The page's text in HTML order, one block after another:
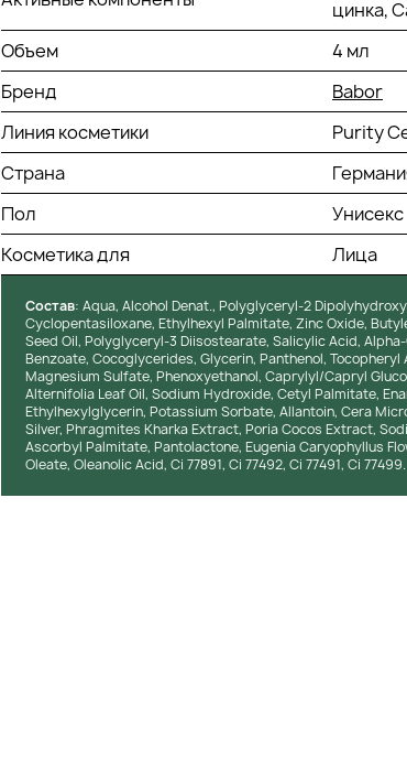
цинка,
Объем
4 мл
Бренд
Babor
Линия косметики
Purity
Страна
Пол
Унисекс
Косметика для
Лица
Состав: Aqua, Alcohol Denat., Polyglyceryl-2
Cyclopentasiloxane, Ethylhexyl Palmitate, Zinc Oxide,
Seed Oil, Polyglyceryl-3 Diisostearate, Salicylic Acid,
Benzoate, Cocoglycerides, Glycerin, Panthenol,
Magnesium Sulfate, Phenoxyethanol, Caprylyl/Capryl
Alternifolia Leaf Oil, Sodium Hydroxide, Cetyl Palmitate,
Ethylhexylglycerin, Potassium Sorbate, Allantoin, Cera
Silver, Phragmites Kharka Extract, Poria Cocos Extract,
Ascorbyl Palmitate, Pantolactone, Eugenia Caryophyllus
Oleate, Oleanolic Acid, Ci 77891, Ci 77492, Ci 77491, Ci 77499.